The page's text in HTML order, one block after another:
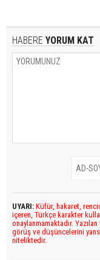
HABERE YORUM KAT
UYARI: Küfür, hakaret,
içeren, Türkçe karakter
onaylanmamaktadır.
görüş ve düşüncelerini
niteliktedir.